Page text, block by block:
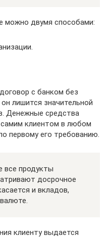
можно двумя способами:
с банком без
лишится значительной
Денежные средства
клиентом в любом
первому его требованию.
все продукты
досрочное
и вкладов,
клиенту выдается